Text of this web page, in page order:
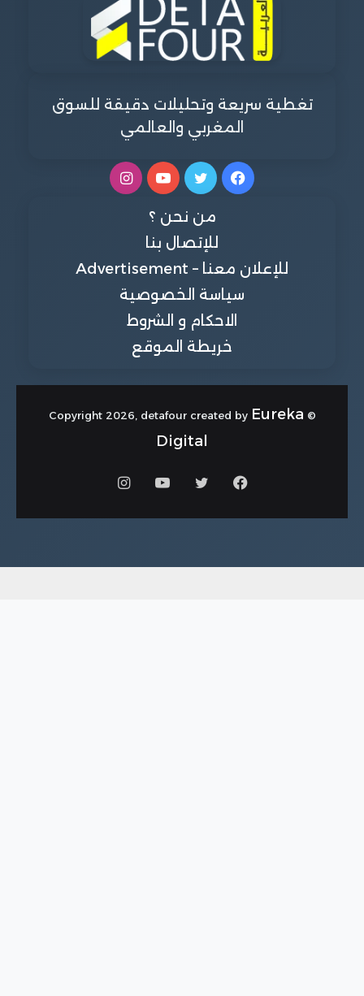
تغطية سريعة وتحليلات دقيقة للسوق
المغربي والعالمي
فيسبوكتويتر يوتيوبانستقرام
من نحن ؟
للإتصال بنا
للإعلان معنا – Advertisement
سياسة الخصوصية
الاحكام و الشروط
خريطة الموقع
© Copyright 2026, detafour created by
Eureka
Digital
فيسبوكتويتر يوتيوبانستقرام